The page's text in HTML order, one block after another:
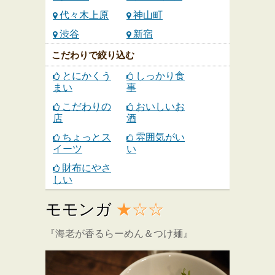
代々木上原
神山町
渋谷
新宿
こだわりで絞り込む
とにかくう
まい
しっかり食
事
こだわりの
店
おいしいお
酒
ちょっとス
イーツ
雰囲気がい
い
財布にやさ
しい
モモンガ ★☆☆
『海老が香るらーめん＆つけ麺』